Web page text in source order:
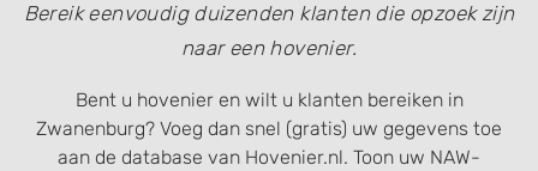
Bereik eenvoudig duizenden klanten die opzoek zijn
naar een hovenier.
Bent u hovenier en wilt u klanten bereiken in
Zwanenburg? Voeg dan snel (gratis) uw gegevens toe
aan de database van Hovenier.nl. Toon uw NAW-